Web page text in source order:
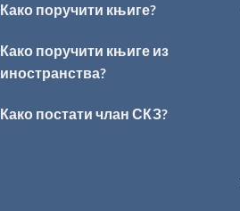
Како поручити књиге?
Како поручити књиге из
иностранства?
Како постати члан СКЗ?